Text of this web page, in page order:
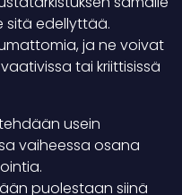
sitä edellyttää.
ja ne voivat
tai kriittisissä
usein
vaiheessa osana
puolestaan siinä